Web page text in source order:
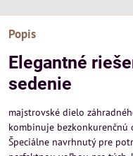
Popis
Elegantné
sedenie
majstrovské dielo
kombinuje bezkonkurenčnú
Špeciálne navrhnutý pre